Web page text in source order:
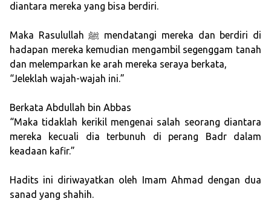
diantara mereka yang bisa berdiri.
Maka Rasulullah ﷺ mendatangi mereka dan berdiri di
hadapan mereka kemudian mengambil segenggam tanah
dan melemparkan ke arah mereka seraya berkata,
“Jeleklah wajah-wajah ini.”
Berkata Abdullah bin Abbas
“Maka tidaklah kerikil mengenai salah seorang diantara
mereka kecuali dia terbunuh di perang Badr dalam
keadaan kafir.”
Hadits ini diriwayatkan oleh Imam Ahmad dengan dua
sanad yang shahih.